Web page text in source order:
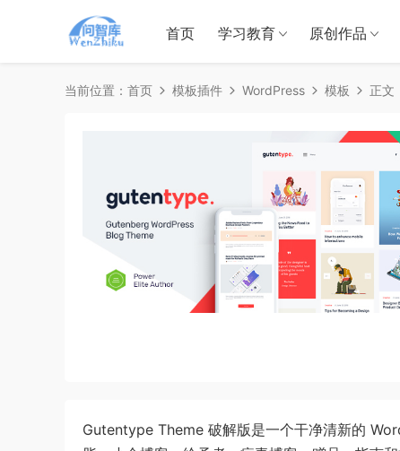
首页 学习教育 原创作品
当前位置： 首页 模板插件 WordPress 模板 正文
Gutentype Theme 破解版是一个干净清新的